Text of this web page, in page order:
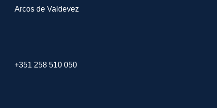
Arcos de Valdevez
+351 258 510 050